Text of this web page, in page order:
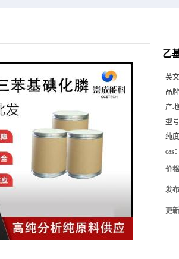
乙
英
品
产
型
纯
cas
价
发
更